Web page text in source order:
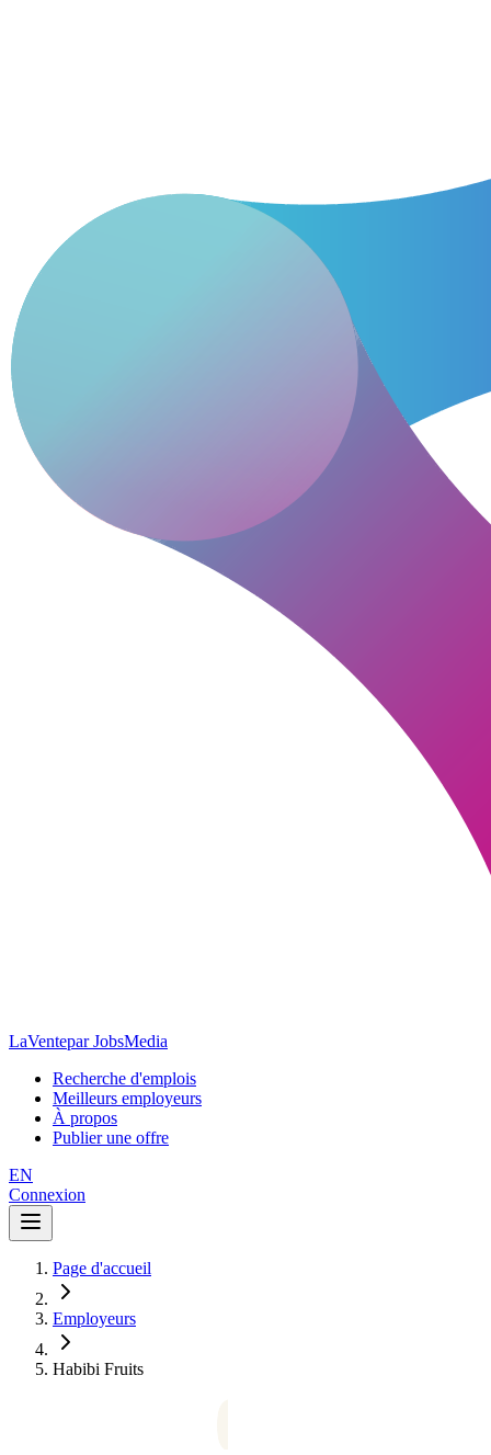
LaVentepar JobsMedia
Recherche d'emplois
Meilleurs employeurs
À propos
Publier une offre
EN
Connexion
Page d'accueil
Employeurs
Habibi Fruits